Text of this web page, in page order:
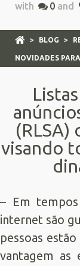
with
0 and
> BLOG >
NOVIDADES
(RLSA)
visando
– Em
internet são
pessoas
vantagem as